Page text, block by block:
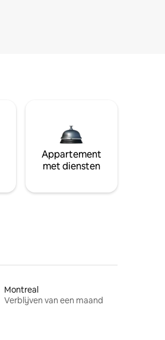
Appartement
met diensten
Montreal
Verblijven van een maand